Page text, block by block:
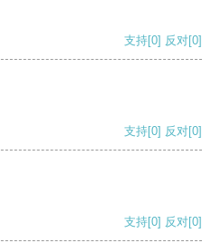
支持[0] 反对[0]
支持[0] 反对[0]
支持[0] 反对[0]